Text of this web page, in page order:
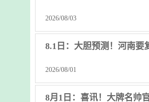
2026/08/03
8.1日：大胆预测！河南要
2026/08/01
8月1日：喜讯！大牌名帅